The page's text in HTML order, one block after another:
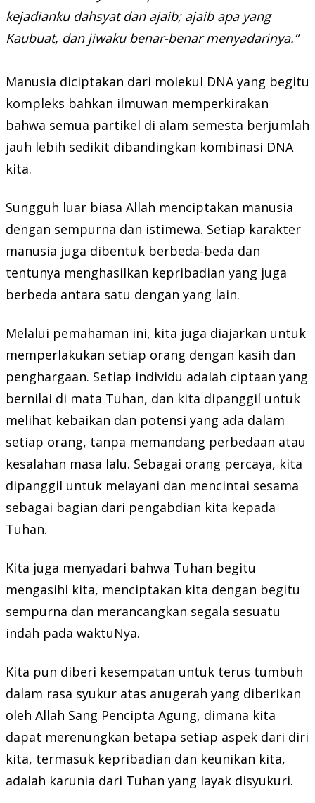
kejadianku dahsyat dan ajaib; ajaib apa yang
Kaubuat, dan jiwaku benar-benar menyadarinya.”
Manusia diciptakan dari molekul DNA yang begitu
kompleks bahkan ilmuwan memperkirakan
bahwa semua partikel di alam semesta berjumlah
jauh lebih sedikit dibandingkan kombinasi DNA
kita.
Sungguh luar biasa Allah menciptakan manusia
dengan sempurna dan istimewa. Setiap karakter
manusia juga dibentuk berbeda-beda dan
tentunya menghasilkan kepribadian yang juga
berbeda antara satu dengan yang lain.
Melalui pemahaman ini, kita juga diajarkan untuk
memperlakukan setiap orang dengan kasih dan
penghargaan. Setiap individu adalah ciptaan yang
bernilai di mata Tuhan, dan kita dipanggil untuk
melihat kebaikan dan potensi yang ada dalam
setiap orang, tanpa memandang perbedaan atau
kesalahan masa lalu. Sebagai orang percaya, kita
dipanggil untuk melayani dan mencintai sesama
sebagai bagian dari pengabdian kita kepada
Tuhan.
Kita juga menyadari bahwa Tuhan begitu
mengasihi kita, menciptakan kita dengan begitu
sempurna dan merancangkan segala sesuatu
indah pada waktuNya.
Kita pun diberi kesempatan untuk terus tumbuh
dalam rasa syukur atas anugerah yang diberikan
oleh Allah Sang Pencipta Agung, dimana kita
dapat merenungkan betapa setiap aspek dari diri
kita, termasuk kepribadian dan keunikan kita,
adalah karunia dari Tuhan yang layak disyukuri.